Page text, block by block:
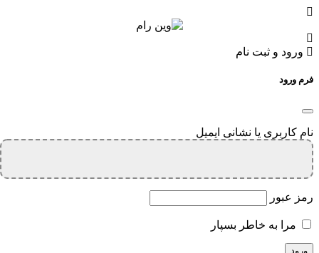
ورود و ثبت نام
فرم ورود
نام کاربری یا نشانی ایمیل
رمز عبور
مرا به خاطر بسپار